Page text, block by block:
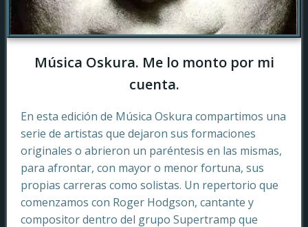
Música Oskura. Me lo monto por mi
cuenta.
En esta edición de Música Oskura compartimos una
serie de artistas que dejaron sus formaciones
originales o abrieron un paréntesis en las mismas,
para afrontar, con mayor o menor fortuna, sus
propias carreras como solistas. Un repertorio que
comenzamos con Roger Hodgson, cantante y
compositor dentro del grupo Supertramp que